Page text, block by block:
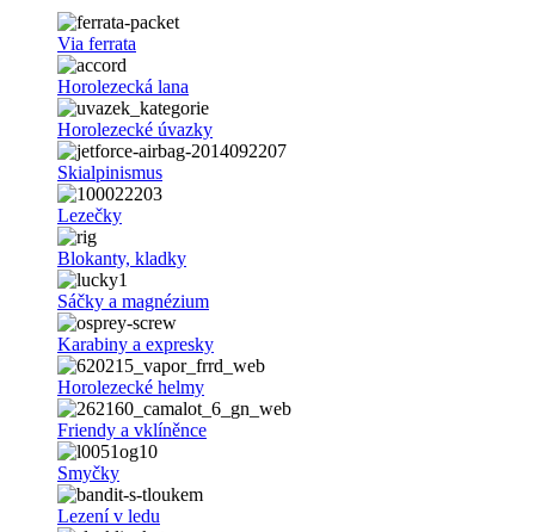
Via ferrata
Horolezecká lana
Horolezecké úvazky
Skialpinismus
Lezečky
Blokanty, kladky
Sáčky a magnézium
Karabiny a expresky
Horolezecké helmy
Friendy a vklíněnce
Smyčky
Lezení v ledu